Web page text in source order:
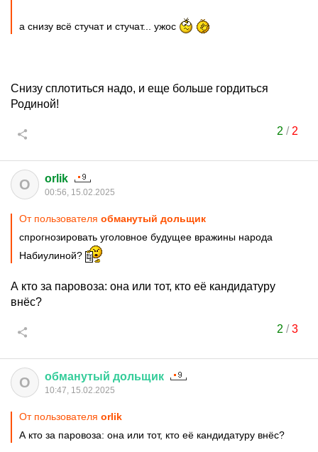
а снизу всё стучат и стучат... ужос
Снизу сплотиться надо, и еще больше гордиться
Родиной!
2 / 2
O orlik
00:56, 15.02.2025
От пользователя обманутый дольщик
спрогнозировать уголовное будущее вражины народа
Набиулиной?
А кто за паровоза: она или тот, кто её кандидатуру
внёс?
2 /3
О обманутый дольщик
10:47, 15.02.2025
От пользователя orlik
А кто за паровоза: она или тот, кто её кандидатуру внёс?